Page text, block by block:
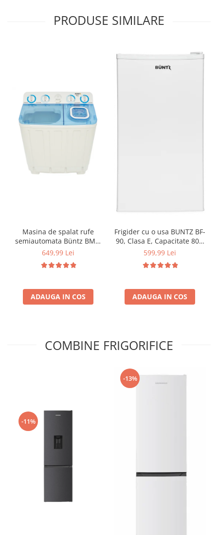
PRODUSE SIMILARE
Masina de spalat rufe
semiautomata Büntz BMS-
72, 7 Kg, Capacitate rufe
Alb/Albastru
649,99 Lei
ADAUGA IN COS
Frigider cu o usa BUNTZ BF-
90, Clasa E, Capacitate 80L,
Iluminare interioara,
cm, Alb
599,99 Lei
ADAUGA IN COS
COMBINE FRIGORIFICE
-11%
-13%